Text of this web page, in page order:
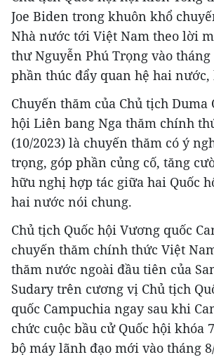
Joe Biden trong khuôn khổ
Nhà nước tới Việt Nam theo lời
thư Nguyễn Phú Trọng vào tháng
phần thúc đẩy quan hệ hai nước,
Chuyến thăm của Chủ tịch Duma
hội Liên bang Nga thăm chính
(10/2023) là chuyến thăm có ý
trọng, góp phần củng cố, tăng
hữu nghị hợp tác giữa hai Quốc
hai nước nói chung.
Chủ tịch Quốc hội Vương quốc
chuyến thăm chính thức Việt
thăm nước ngoài đầu tiên của
Sudary trên cương vị Chủ tịch
quốc Campuchia ngay sau khi
chức cuộc bầu cử Quốc hội khóa
bộ máy lãnh đạo mới vào tháng